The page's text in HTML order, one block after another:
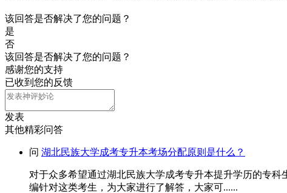
该回答是否解决了您的问题？
是
否
该回答是否解决了您的问题？
感谢您的支持
已收到您的反馈
发表
其他精彩问答
问 湖北民族大学成考专升本考场分配原则是什么？
对于众多希望通过湖北民族大学成考专升本提升学历的专
编针对这类考生，为大家进行了解答，大家可......